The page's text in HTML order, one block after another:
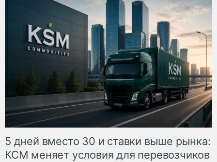
5 дней вместо 30 и ставки выше рынка:
КСМ меняет условия для перевозчиков